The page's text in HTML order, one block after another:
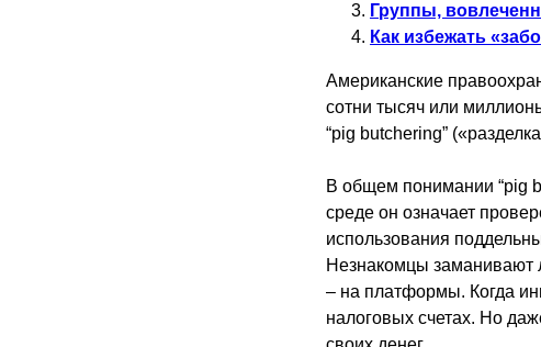
Группы,
Как избежать
Американские
сотни тысяч или
“pig butchering”
В общем понимании “pig
среде он означает
использования
Незнакомцы заманивают
– на платформы. Когда
налоговых счетах. Но